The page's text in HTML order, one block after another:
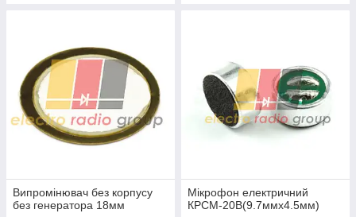
Випромінювач без корпусу
без генератора 18мм
Мікрофон електричний
КРСМ-20В(9.7ммх4.5мм)